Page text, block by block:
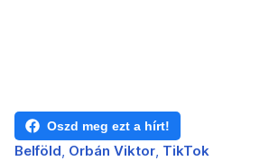
Oszd meg ezt a hírt!
Belföld Orbán Viktor TikTok